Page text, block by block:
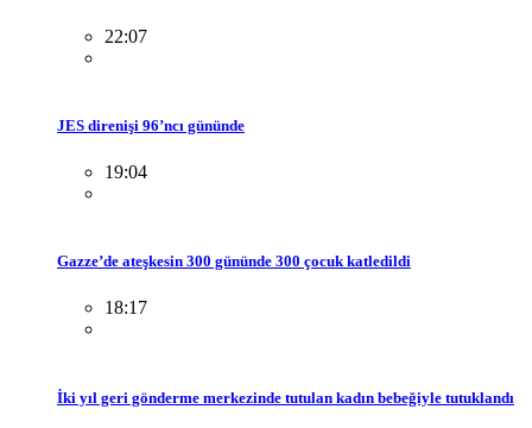
22:07
JES direnişi 96’ncı gününde
19:04
Gazze’de ateşkesin 300 gününde 300 çocuk katledildi
18:17
İki yıl geri gönderme merkezinde tutulan kadın bebeğiyle tutuklandı